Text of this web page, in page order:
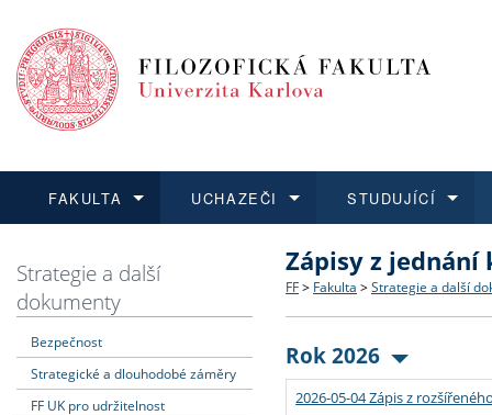
FAKULTA
Dozvědět se více
Struktura a historie
Strategie a další
Podpora a benefity pro
UCHAZEČI
Podat přihlášku
Co studovat a jak se
Učitelské studijní
Informace k průběhu
STUDUJÍCÍ
Dozvědět se více
Bakalářské a magisterské
Doktorské studium
Rigorózní řízení
Dozvědět se více
O vědě a výzkumu na FF
Akademické kvalifikace
Granty a projekty
Dozvědět se více
Aktuální nabídky a
Vyjíždějící studenti
Přijíždějící studenti
Strategie a další
dokumenty
Bezpečnost
Strategické a dlouhodobé záměry
FF UK pro udržitelnost
Zápisy z jednání
FF > Fakulta > Strategie a další
Rok 2026
2026-05-04 Zápis z